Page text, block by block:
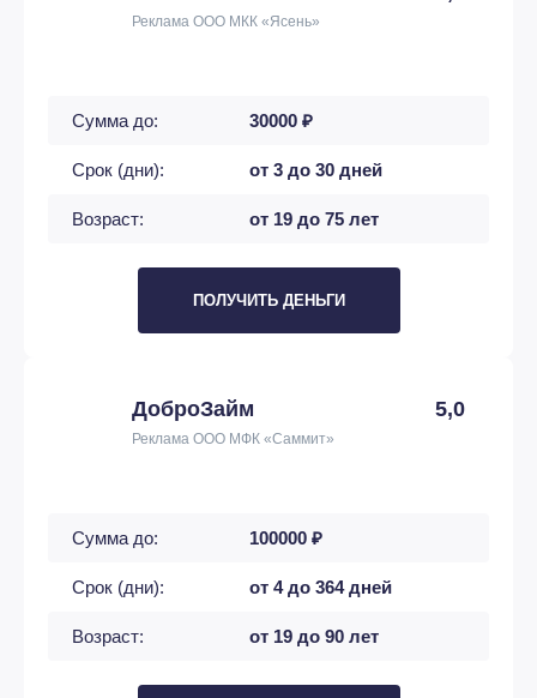
Реклама ООО МКК «Ясень»
Сумма до: 30000 ₽
Срок (дни): от 3 до 30 дней
Возраст: от 19 до 75 лет
ПОЛУЧИТЬ ДЕНЬГИ
ДоброЗайм 5,0
Реклама ООО МФК «Саммит»
Сумма до: 100000 ₽
Срок (дни): от 4 до 364 дней
Возраст: от 19 до 90 лет